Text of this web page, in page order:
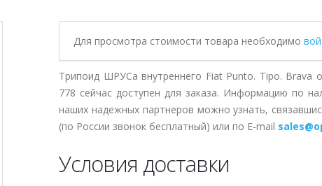
Для просмотра стоимости товара необходимо
Трипоид ШРУСа внутреннего Fiat Punto. Tipo. Brava
778 сейчас доступен для заказа. Информацию по
наших надежных партнеров можно узнать,
(по России звонок бесплатный) или по E-mail
Условия доставки